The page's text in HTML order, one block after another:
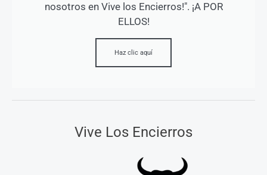
nosotros en Vive los Encierros!". ¡A POR
ELLOS!
Haz clic aquí
Vive Los Encierros